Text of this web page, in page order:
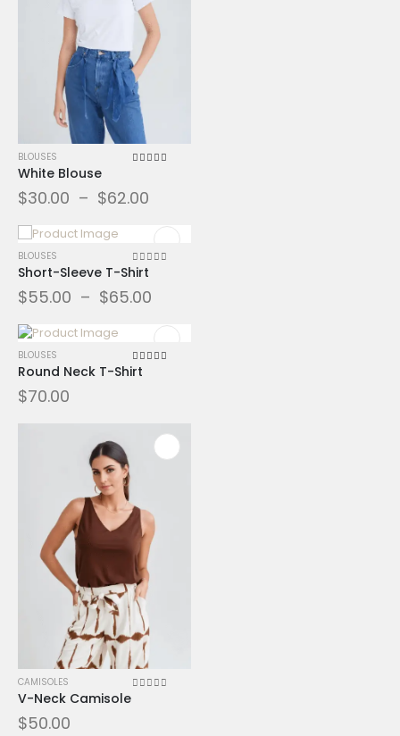
BLOUSES
White Blouse
$30.00 – $62.00
BLOUSES
0sur 5
Short-Sleeve T-Shirt
$55.00 – $65.00
BLOUSES
4.00
Round Neck T-Shirt
$70.00
CAMISOLES
V-Neck Camisole
$50.00